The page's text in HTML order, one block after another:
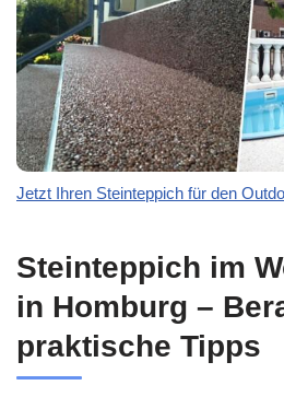
Jetzt Ihren Steinteppich für den
Steinteppich im
in Homburg –
praktische Tipps